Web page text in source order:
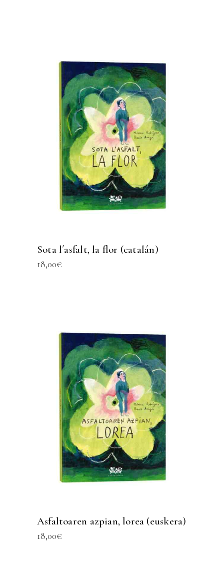
Sota l´asfalt, la flor (catalán)
18,00€
Asfaltoaren azpian, lorea (euskera)
18,00€